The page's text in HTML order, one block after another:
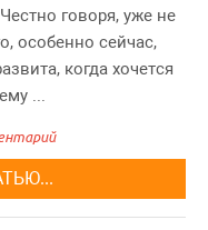
говоря, уже не
особенно сейчас,
когда хочется
...